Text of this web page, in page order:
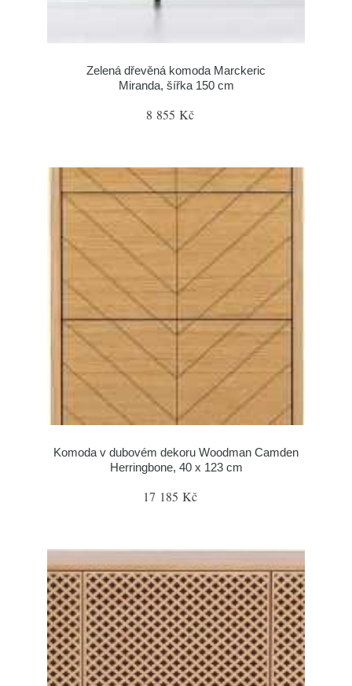
Zelená dřevěná komoda Marckeric
Miranda, šířka 150 cm
8 855 Kč
Komoda v dubovém dekoru Woodman Camden
Herringbone, 40 x 123 cm
17 185 Kč